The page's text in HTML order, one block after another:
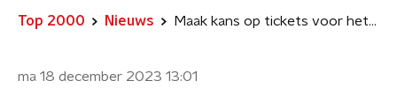
Top 2000 Nieuws Maak kans op tickets voor het NPO Radio 2 Top 2000 Café
ma 18 december 2023 13:01